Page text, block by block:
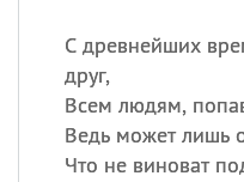
С древнейших
друг,
Всем людям,
Ведь может лишь
Что не виноват